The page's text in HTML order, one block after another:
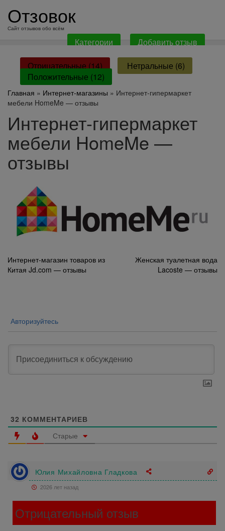
содержанию
Отзовок
Сайт отзывов обо всём
Категории Добавить отзыв
Отрицательные (14)
Нетральные (6)
Положительные (12)
Главная » Интернет-магазины » Интернет-гипермаркет
мебели HomeMe — отзывы
Интернет-гипермаркет
мебели HomeMe —
отзывы
Навигация
по
Интернет-магазин товаров из
Китая Jd.com — отзывы
Женская туалетная вода
Lacoste — отзывы
Авторизуйтесь
32 КОММЕНТАРИЕВ
Старые
Юлия Михайловна Гладкова
2026 лет назад
Отрицательный отзыв